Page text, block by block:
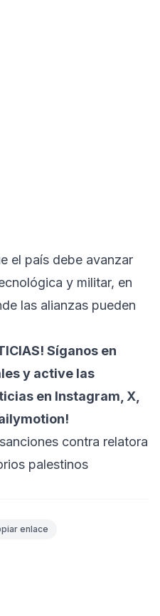
el país debe avanzar
y militar, en
las alianzas pueden
Síganos en
y active las
en Instagram, X,
contra relatora
palestinos
enlace